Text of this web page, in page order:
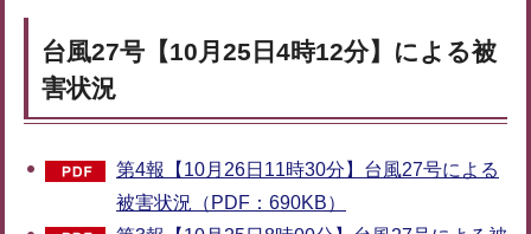
台風27号【10月25日4時12分】による被
害状況
第4報【10月26日11時30分】台風27号による
被害状況（PDF：690KB）